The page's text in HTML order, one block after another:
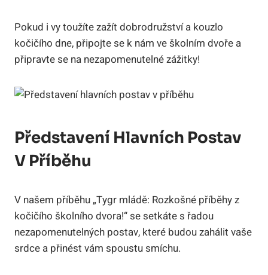
Pokud i vy toužíte zažít dobrodružství a kouzlo
kočičího dne, připojte se k nám ve školním dvoře a
připravte se na nezapomenutelné zážitky!
Představení Hlavních Postav
V Příběhu
V našem příběhu „Tygr mládě: Rozkošné příběhy z
kočičího školního dvora!“ se setkáte s řadou
nezapomenutelných postav, které budou zahálit vaše
srdce a přinést vám spoustu smíchu.